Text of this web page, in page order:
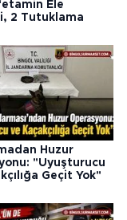
Ele
2 Tutuklama
Huzur
"Uyuşturucu
Geçit Yok"